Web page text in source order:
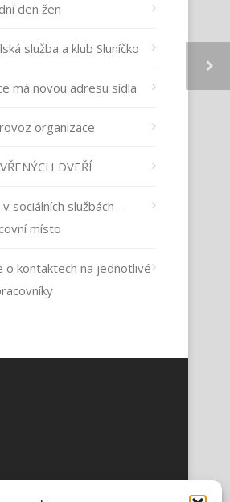
den žen
služba a klub Sluníčko
má novou adresu sídla
organizace
DVEŘÍ
sociálních službách –
místo
o kontaktech na jednotlivé